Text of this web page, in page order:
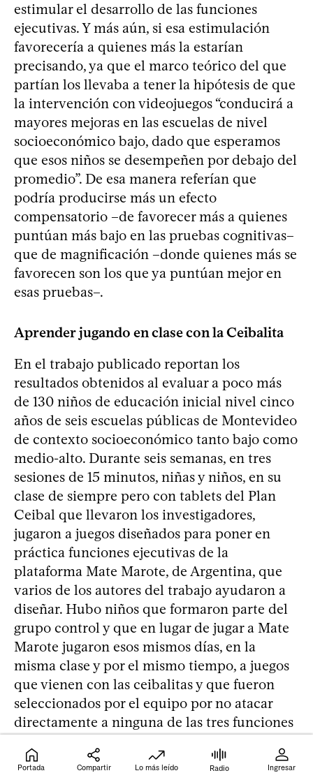
estimular el desarrollo de las funciones
ejecutivas. Y más aún, si esa estimulación
favorecería a quienes más la estarían
precisando, ya que el marco teórico del que
partían los llevaba a tener la hipótesis de que
la intervención con videojuegos “conducirá a
mayores mejoras en las escuelas de nivel
socioeconómico bajo, dado que esperamos
que esos niños se desempeñen por debajo del
promedio”. De esa manera referían que
podría producirse más un efecto
compensatorio –de favorecer más a quienes
puntúan más bajo en las pruebas cognitivas–
que de magnificación –donde quienes más se
favorecen son los que ya puntúan mejor en
esas pruebas–.
Aprender jugando en clase con la Ceibalita
En el trabajo publicado reportan los
resultados obtenidos al evaluar a poco más
de 130 niños de educación inicial nivel cinco
años de seis escuelas públicas de Montevideo
de contexto socioeconómico tanto bajo como
medio-alto. Durante seis semanas, en tres
sesiones de 15 minutos, niñas y niños, en su
clase de siempre pero con tablets del Plan
Ceibal que llevaron los investigadores,
jugaron a juegos diseñados para poner en
práctica funciones ejecutivas de la
plataforma Mate Marote, de Argentina, que
varios de los autores del trabajo ayudaron a
diseñar. Hubo niños que formaron parte del
grupo control y que en lugar de jugar a Mate
Marote jugaron esos mismos días, en la
misma clase y por el mismo tiempo, a juegos
que vienen con las ceibalitas y que fueron
seleccionados por el equipo por no atacar
directamente a ninguna de las tres funciones
Portada Compartir Lo más leído Radio Ingresar